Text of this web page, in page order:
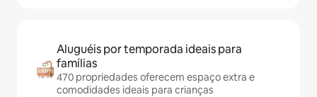
Aluguéis por temporada ideais para
famílias
470 propriedades oferecem espaço extra e
comodidades ideais para crianças